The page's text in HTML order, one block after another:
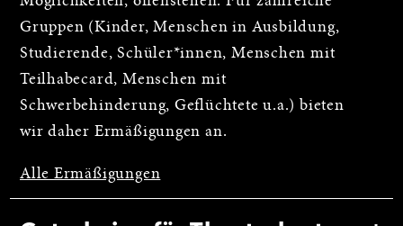
Gruppen (Kinder, Menschen in Ausbildung,
Studierende, Schüler*innen, Menschen mit
Teilhabecard, Menschen mit
Schwerbehinderung, Geflüchtete u.a.) bieten
wir daher Ermäßigungen an.
Alle Ermäßigungen